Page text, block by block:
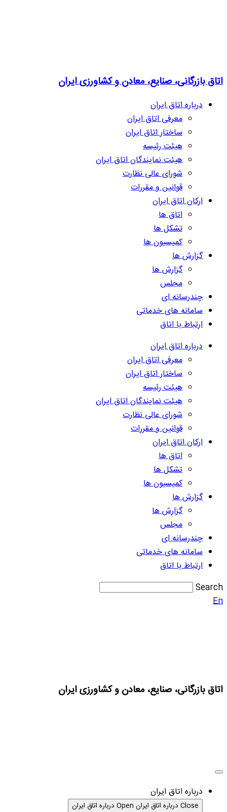
اتاق بازرگانی، صنایع، معادن و کشاورزی ایران
درباره اتاق ایران
معرفی اتاق ایران
ساختار اتاق ایران
هیئت رئیسه
هیئت نمایندگان اتاق ایران
شورای عالی نظارت
قوانین و مقررات
ارکان اتاق ایران
اتاق ها
تشکل ها
کمیسیون ها
گزارش ها
گزارش ها
مجلس
چندرسانه ای
سامانه های خدماتی
ارتباط با اتاق
درباره اتاق ایران
معرفی اتاق ایران
ساختار اتاق ایران
هیئت رئیسه
هیئت نمایندگان اتاق ایران
شورای عالی نظارت
قوانین و مقررات
ارکان اتاق ایران
اتاق ها
تشکل ها
کمیسیون ها
گزارش ها
گزارش ها
مجلس
چندرسانه ای
سامانه های خدماتی
ارتباط با اتاق
Search
En
اتاق بازرگانی، صنایع، معادن و کشاورزی ایران
درباره اتاق ایران
Close درباره اتاق ایران Open درباره اتاق ایران